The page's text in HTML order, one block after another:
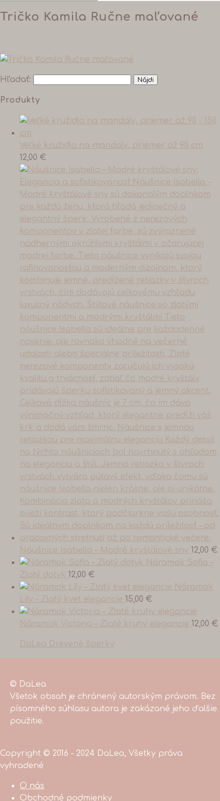
Tričko Kamila Ručne maľované
Hľadať:
Produkty
Veľké kružidlo na mandaly, priemer až 90 cm
12,00 €
Náušnice Isabella – Modré kryštálové sny 12,00 €
Náramok Sofia –
Zlatý dotyk
12,00 €
Náramok
Lily – Zlatý kvet elegancie
15,00 €
Náramok Victoria – Zlaté kruhy elegancie 12,00 €
DaLea Drevené šperky
© DaLea
Všetok obsah je chránený autorským právom. Bez
písomného súhlasu autora je zakázané jeho ďalšie
použitie.
Copyright © 2016 - 2024 DaLea, Všetky práva
vyhradené
O nás
Obchodné podmienky